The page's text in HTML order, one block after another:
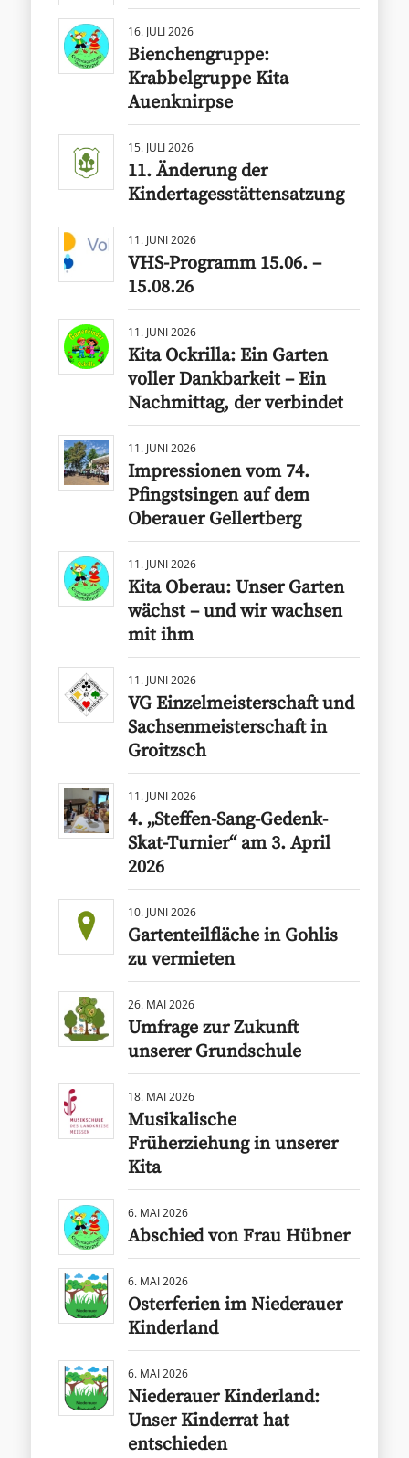
16. JULI 2026
Bienchengruppe:
Krabbelgruppe Kita
Auenknirpse
15. JULI 2026
11. Änderung der
Kindertagesstättensatzung
11. JUNI 2026
VHS-Programm 15.06. –
15.08.26
11. JUNI 2026
Kita Ockrilla: Ein Garten
voller Dankbarkeit – Ein
Nachmittag, der verbindet
11. JUNI 2026
Impressionen vom 74.
Pfingstsingen auf dem
Oberauer Gellertberg
11. JUNI 2026
Kita Oberau: Unser Garten
wächst – und wir wachsen
mit ihm
11. JUNI 2026
VG Einzelmeisterschaft und
Sachsenmeisterschaft in
Groitzsch
11. JUNI 2026
4. „Steffen-Sang-Gedenk-
Skat-Turnier“ am 3. April
2026
10. JUNI 2026
Gartenteilfläche in Gohlis
zu vermieten
26. MAI 2026
Umfrage zur Zukunft
unserer Grundschule
18. MAI 2026
Musikalische
Früherziehung in unserer
Kita
6. MAI 2026
Abschied von Frau Hübner
6. MAI 2026
Osterferien im Niederauer
Kinderland
6. MAI 2026
Niederauer Kinderland:
Unser Kinderrat hat
entschieden